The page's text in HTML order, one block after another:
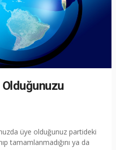
üye olduğunuz partideki
tamamlanmadığını ya da